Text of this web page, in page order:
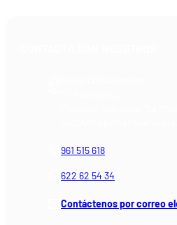
961 515 618
622 62 54 34
Contáctenos por correo